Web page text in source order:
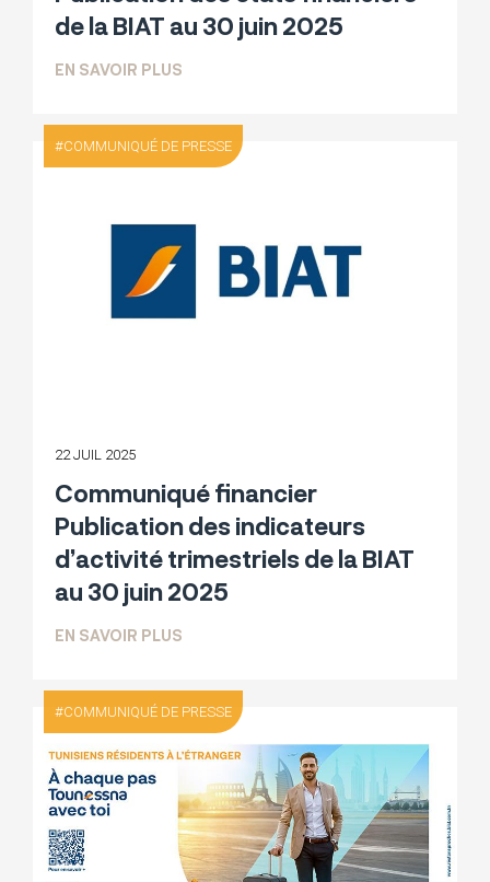
de la BIAT au 30 juin 2025
EN SAVOIR PLUS
COMMUNIQUÉ DE PRESSE
22 JUIL 2025
Communiqué financier
Publication des indicateurs
d’activité trimestriels de la BIAT
au 30 juin 2025
EN SAVOIR PLUS
COMMUNIQUÉ DE PRESSE